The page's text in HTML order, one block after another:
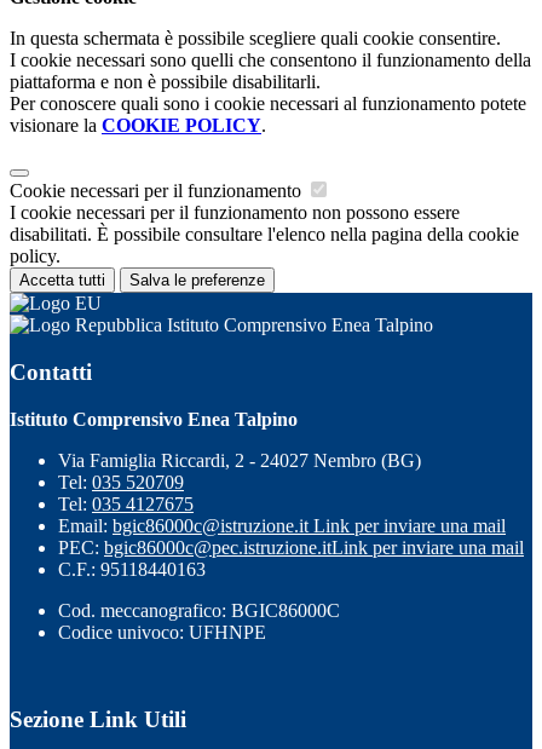
In questa schermata è possibile scegliere quali cookie consentire.
I cookie necessari sono quelli che consentono il funzionamento della
piattaforma e non è possibile disabilitarli.
Per conoscere quali sono i cookie necessari al funzionamento potete
visionare la COOKIE POLICY.
Cookie necessari per il funzionamento
I cookie necessari per il funzionamento non possono essere
disabilitati. È possibile consultare l'elenco nella pagina della cookie
policy.
Accetta tutti Salva le preferenze
Istituto Comprensivo Enea Talpino
Contatti
Istituto Comprensivo Enea Talpino
Via Famiglia Riccardi, 2 - 24027 Nembro (BG)
Tel: 035 520709
Tel: 035 4127675
Email: bgic86000c@istruzione.it Link per inviare una mail
PEC: bgic86000c@pec.istruzione.itLink per inviare una mail
C.F.: 95118440163
Cod. meccanografico: BGIC86000C
Codice univoco: UFHNPE
Sezione Link Utili